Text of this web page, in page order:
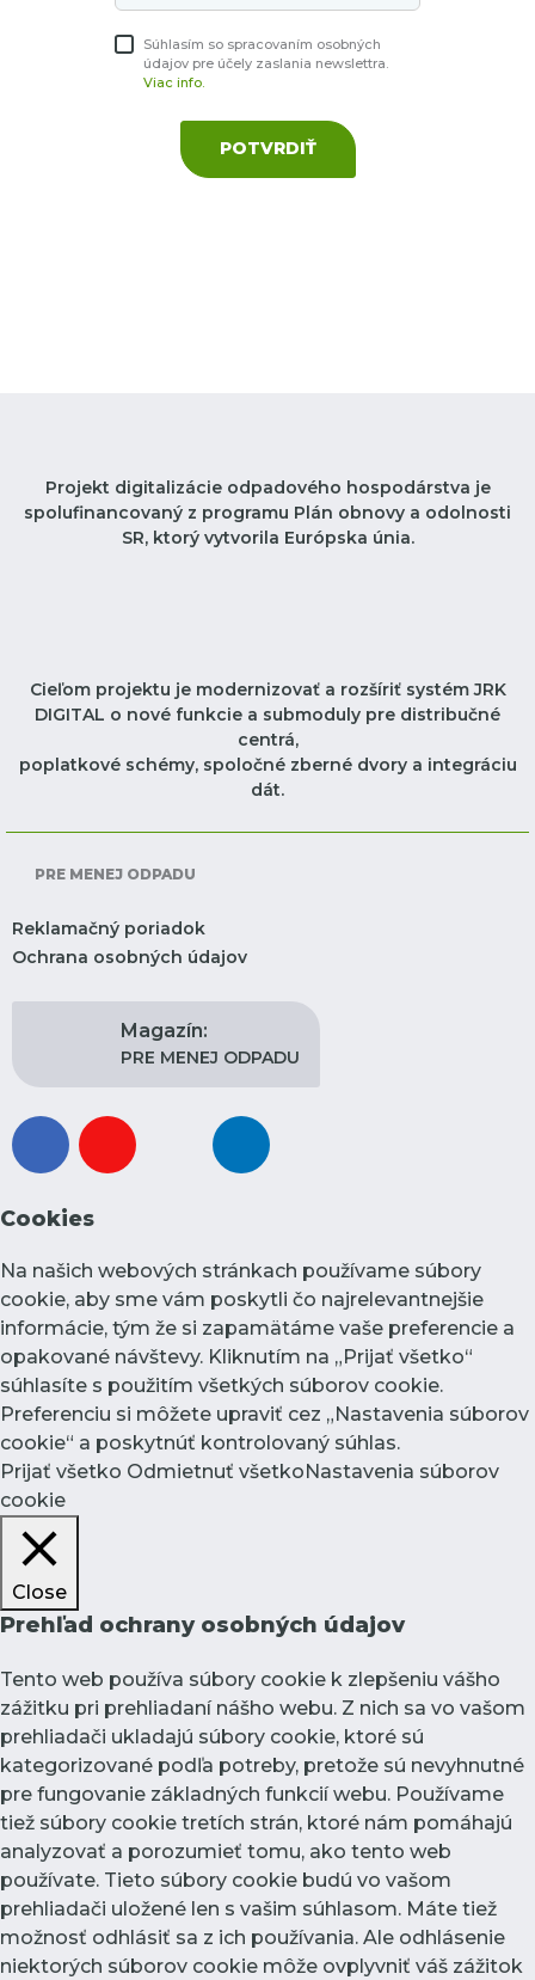
Súhlasím so spracovaním osobných
údajov pre účely zaslania newslettra.
Viac info.
POTVRDIŤ
Projekt digitalizácie odpadového hospodárstva je
spolufinancovaný z programu Plán obnovy a odolnosti
SR, ktorý vytvorila Európska únia.
Cieľom projektu je modernizovať a rozšíriť systém JRK
DIGITAL o nové funkcie a submoduly pre distribučné
centrá,
poplatkové schémy, spoločné zberné dvory a integráciu
dát.
PRE MENEJ ODPADU
Reklamačný poriadok
Ochrana osobných údajov
Magazín:
PRE MENEJ ODPADU
facebookyoutube instagramlinkedin
Cookies
Na našich webových stránkach používame súbory
cookie, aby sme vám poskytli čo najrelevantnejšie
informácie, tým že si zapamätáme vaše preferencie a
opakované návštevy. Kliknutím na „Prijať všetko“
súhlasíte s použitím všetkých súborov cookie.
Preferenciu si môžete upraviť cez „Nastavenia súborov
cookie“ a poskytnúť kontrolovaný súhlas.
Prijať všetko Odmietnuť všetko Nastavenia súborov
cookie
Close
Prehľad ochrany osobných údajov
Tento web používa súbory cookie k zlepšeniu vášho
zážitku pri prehliadaní nášho webu. Z nich sa vo vašom
prehliadači ukladajú súbory cookie, ktoré sú
kategorizované podľa potreby, pretože sú nevyhnutné
pre fungovanie základných funkcií webu. Používame
tiež súbory cookie tretích strán, ktoré nám pomáhajú
analyzovať a porozumieť tomu, ako tento web
používate. Tieto súbory cookie budú vo vašom
prehliadači uložené len s vašim súhlasom. Máte tiež
možnosť odhlásiť sa z ich používania. Ale odhlásenie
niektorých súborov cookie môže ovplyvniť váš zážitok